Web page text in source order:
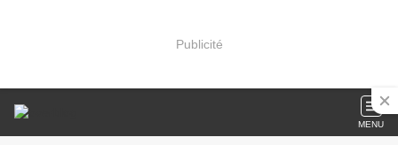
Publicité
MENU